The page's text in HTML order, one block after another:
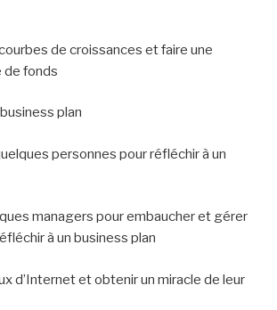
de croissances et faire une
de fonds
plan
personnes pour réfléchir à un
managers pour embaucher et gérer
à un business plan
d’Internet et obtenir un miracle de leur